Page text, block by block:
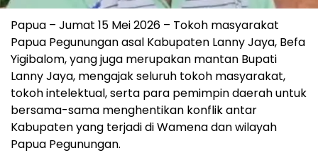
Papua – Jumat 15 Mei 2026 – Tokoh masyarakat
Papua Pegunungan asal Kabupaten Lanny Jaya, Befa
Yigibalom, yang juga merupakan mantan Bupati
Lanny Jaya, mengajak seluruh tokoh masyarakat,
tokoh intelektual, serta para pemimpin daerah untuk
bersama-sama menghentikan konflik antar
Kabupaten yang terjadi di Wamena dan wilayah
Papua Pegunungan.